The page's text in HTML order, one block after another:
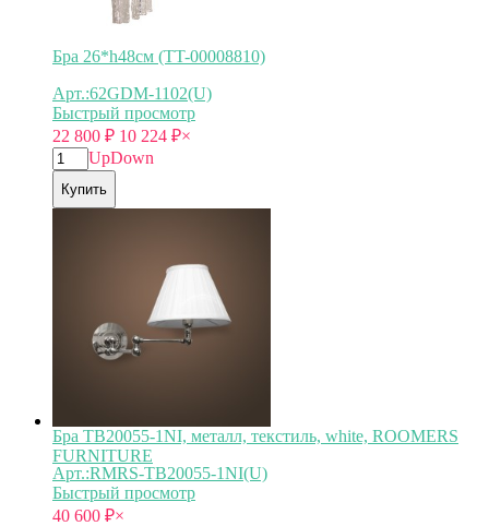
Бра 26*h48см (TT-00008810)
Арт.:62GDM-1102(U)
Быстрый просмотр
22 800 ₽ 10 224 ₽×
UpDown
Купить
Бра TB20055-1NI, металл, текстиль, white, ROOMERS
FURNITURE
Арт.:RMRS-TB20055-1NI(U)
Быстрый просмотр
40 600 ₽×